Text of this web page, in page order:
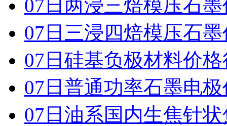
07日两浸三焙模压石
07日三浸四焙模压石
07日硅基负极材料价
07日普通功率石墨电
07日油系国内生焦针